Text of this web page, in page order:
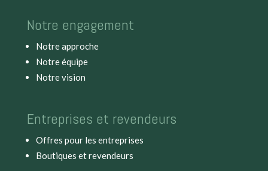
Notre engagement
Notre approche
Notre équipe
Notre vision
Entreprises et revendeurs
Offres pour les entreprises
Boutiques et revendeurs